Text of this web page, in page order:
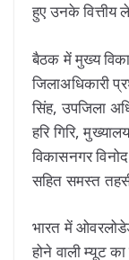
हुए उनके वित्तीय
बैठक में मुख्य
जिलाअधिकारी
सिंह, उपजिला
हरि गिरि,
विकासनगर
सहित समस्त
भारत में
होने वाली म्यूट